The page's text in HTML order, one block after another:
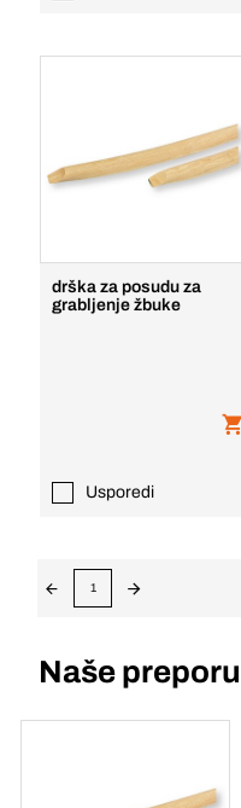
drška za posudu za
grabljenje žbuke
Usporedi
1
Naše